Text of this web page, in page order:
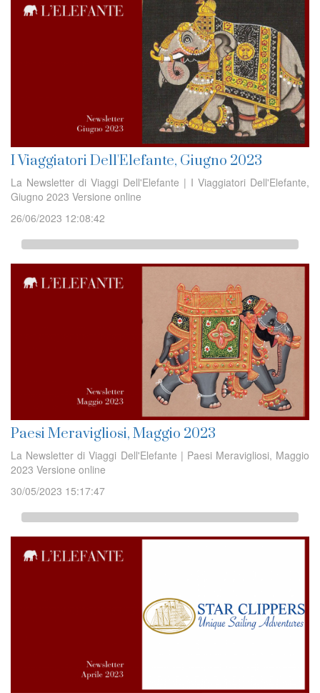
I Viaggiatori Dell'Elefante, Giugno 2023
La Newsletter di Viaggi Dell'Elefante | I Viaggiatori Dell'Elefante,
Giugno 2023 Versione online
26/06/2023 12:08:42
Paesi Meravigliosi, Maggio 2023
La Newsletter di Viaggi Dell'Elefante | Paesi Meravigliosi, Maggio
2023 Versione online
30/05/2023 15:17:47